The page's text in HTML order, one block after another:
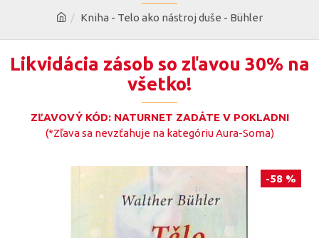
Kniha - Telo ako nástroj duše - Bühler
Likvidácia zásob so zľavou 30% na
všetko!
ZĽAVOVÝ KÓD: NATURNET ZADÁTE V POKLADNI
(*Zľava sa nevzťahuje na kategóriu Aura-Soma)
-58 %